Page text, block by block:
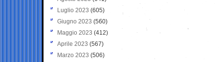
Luglio 2023 (605)
Giugno 2023 (560)
Maggio 2023 (412)
Aprile 2023 (567)
Marzo 2023 (506)